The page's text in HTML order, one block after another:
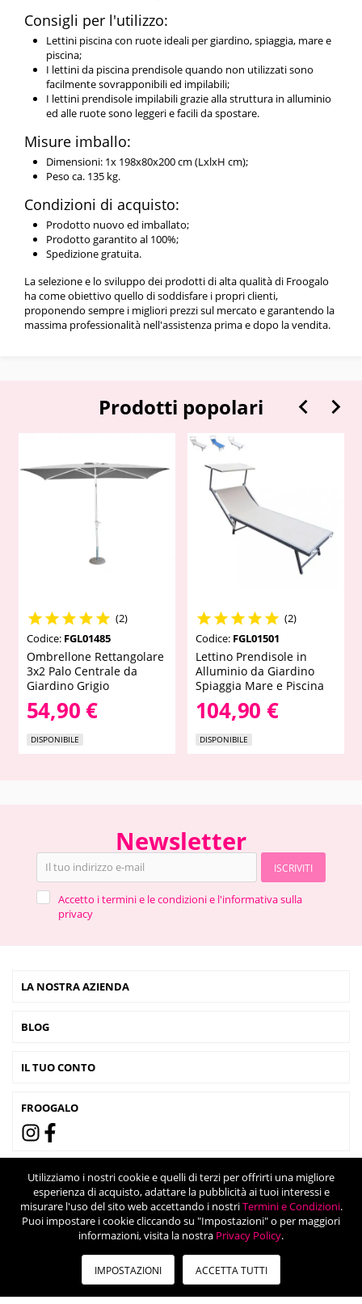
Utilizziamo i nostri cookie e quelli di terzi per offrirti una migliore
esperienza di acquisto, adattare la pubblicità ai tuoi interessi e
misurare l'uso del sito web accettando i nostriTermini e Condizioni.
Puoi impostare i cookie cliccando su "Impostazioni" o per maggiori
informazioni, visita la nostra Privacy Policy.
IMPOSTAZIONI ACCETTA TUTTI
Consigli per l'utilizzo:
Lettini piscina con ruote ideali per giardino, spiaggia, mare e
piscina;
I lettini da piscina prendisole quando non utilizzati sono
facilmente sovrapponibili ed impilabili;
I lettini prendisole impilabili grazie alla struttura in alluminio
ed alle ruote sono leggeri e facili da spostare.
Misure imballo:
Dimensioni: 1x 198x80x200 cm (LxlxH cm);
Peso ca. 135 kg.
Condizioni di acquisto:
Prodotto nuovo ed imballato;
Prodotto garantito al 100%;
Spedizione gratuita.
La selezione e lo sviluppo dei prodotti di alta qualità di Froogalo
ha come obiettivo quello di soddisfare i propri clienti,
proponendo sempre i migliori prezzi sul mercato e garantendo la
massima professionalità nell'assistenza prima e dopo la vendita.
Prodotti popolari
 (2)
Codice: FGL01485
Ombrellone Rettangolare
3x2 Palo Centrale da
Giardino Grigio
54,90 €
DISPONIBILE
 (2)
Codice: FGL01501
Lettino Prendisole in
Alluminio da Giardino
Spiaggia Mare e Piscina
104,90 €
DISPONIBILE
 
Newsletter
ISCRIVITI
Accetto i termini e le condizioni e l'informativa sulla
privacy
LA NOSTRA AZIENDA
BLOG
IL TUO CONTO
FROOGALO